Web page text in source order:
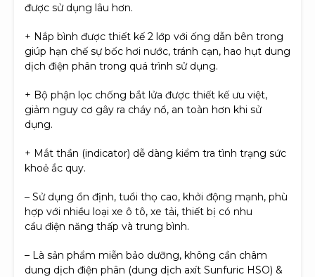
được sử dụng lâu hơn.
+ Nắp bình được thiết kế 2 lớp với ống dẫn bên trong
giúp hạn chế sự bốc hơi nước, tránh cạn, hao hụt dung
dịch điện phân trong quá trình sử dụng.
+ Bộ phận lọc chống bắt lửa được thiết kế ưu việt,
giảm nguy cơ gây ra cháy nổ, an toàn hơn khi sử
dụng.
+ Mắt thần (indicator) dễ dàng kiểm tra tình trạng sức
khoẻ ắc quy.
– Sử dụng ổn định, tuổi thọ cao, khởi động mạnh, phù
hợp với nhiều loại xe ô tô, xe tải, thiết bị có nhu
cầu điện năng thấp và trung bình.
– Là sản phẩm miễn bảo dưỡng, không cần châm
dung dịch điện phân (dung dịch axít Sunfuric HSO) &